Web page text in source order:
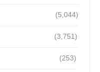
(5,044)
(3,751)
(253)